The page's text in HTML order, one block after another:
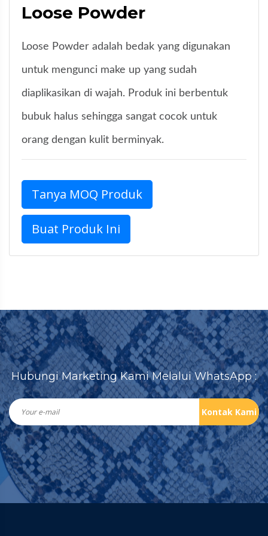
Loose Powder
Loose Powder adalah bedak yang digunakan
untuk mengunci make up yang sudah
diaplikasikan di wajah. Produk ini berbentuk
bubuk halus sehingga sangat cocok untuk
orang dengan kulit berminyak.
Tanya MOQ Produk
Buat Produk Ini
Hubungi Marketing Kami Melalui WhatsApp :
Kontak Kami